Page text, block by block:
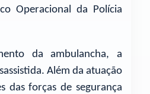
Operacional da Polícia
da ambulancha, a
Além da atuação
das forças de segurança